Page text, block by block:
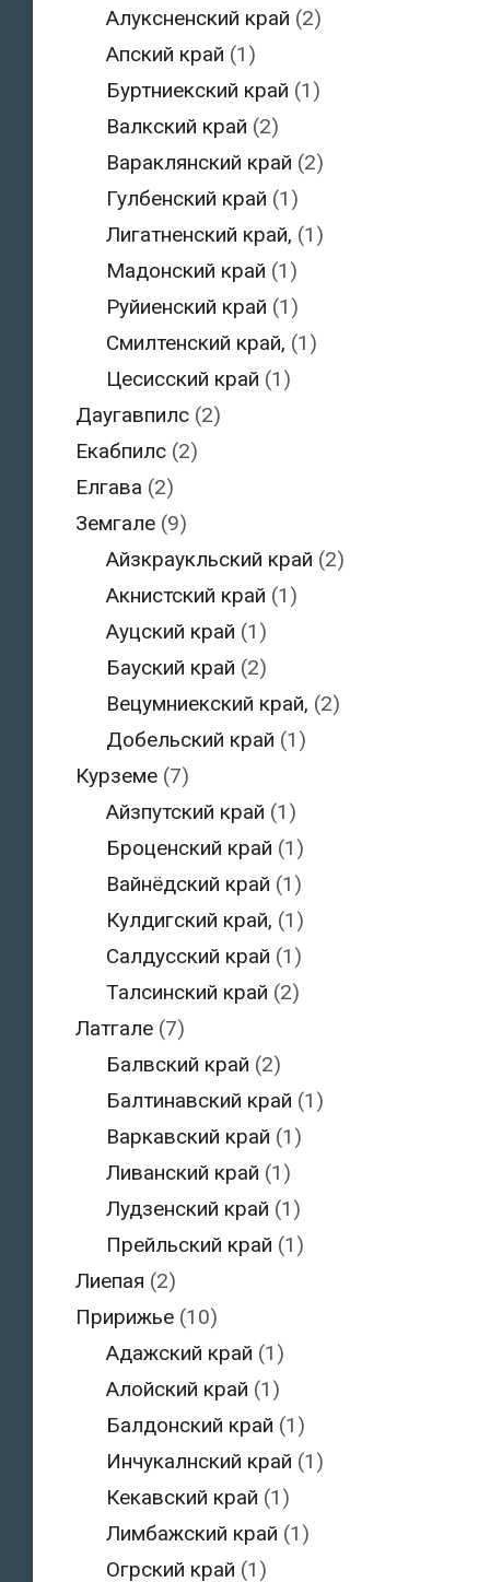
Алуксненский край (2)
Апский край (1)
Буртниекский край (1)
Валкский край (2)
Вараклянский край (2)
Гулбенский край (1)
Лигатненский край, (1)
Мадонский край (1)
Руйиенский край (1)
Смилтенский край, (1)
Цесисский край (1)
Даугавпилс(2)
Екабпилс(2)
Елгава (2)
Земгале(9)
Айзкраукльский край (2)
Акнистский край (1)
Ауцский край (1)
Бауский край (2)
Вецумниекский край, (2)
Добельский край (1)
Курземе(7)
Айзпутский край (1)
Броценский край (1)
Вайнёдский край (1)
Кулдигский край, (1)
Салдусский край (1)
Талсинский край (2)
Латгале(7)
Балвский край (2)
Балтинавский край (1)
Варкавский край (1)
Ливанский край (1)
Лудзенский край (1)
Прейльский край (1)
Лиепая (2)
Пририжье(10)
Адажский край (1)
Алойский край (1)
Балдонский край (1)
Инчукалнский край (1)
Кекавский край (1)
Лимбажский край (1)
Огрский край (1)